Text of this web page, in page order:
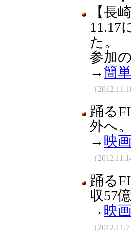
【長
11.17
た。
参加
→簡
（
踊る
外へ。
→映
（
踊る
収57
→映
（2012.11.7